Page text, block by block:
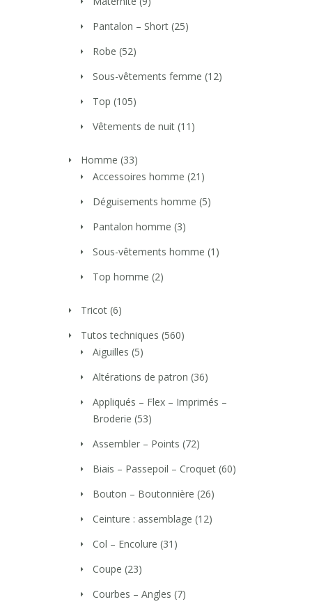
Pantalon – Short (25)
Robe (52)
Sous-vêtements femme (12)
Top (105)
Vêtements de nuit (11)
Homme (33)
Accessoires homme (21)
Déguisements homme (5)
Pantalon homme (3)
Sous-vêtements homme (1)
Top homme (2)
Tricot (6)
Tutos techniques (560)
Aiguilles (5)
Altérations de patron (36)
Appliqués – Flex – Imprimés –
Broderie (53)
Assembler – Points (72)
Biais – Passepoil – Croquet (60)
Bouton – Boutonnière (26)
Ceinture : assemblage (12)
Col – Encolure (31)
Coupe (23)
Courbes – Angles (7)